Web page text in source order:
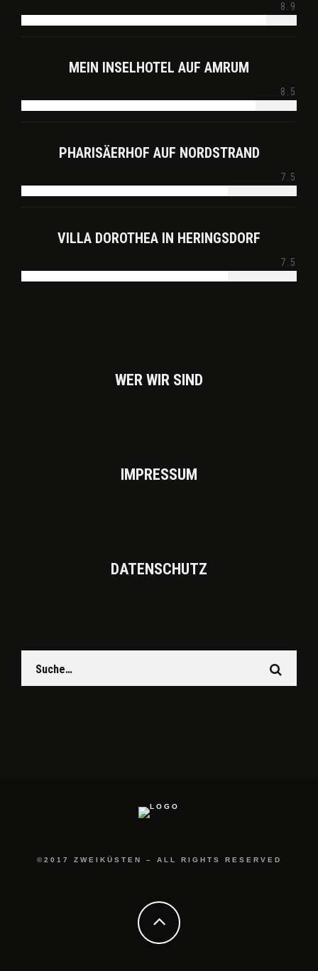
8.9
MEIN INSELHOTEL AUF AMRUM
8.5
PHARISÄERHOF AUF NORDSTRAND
7.5
VILLA DOROTHEA IN HERINGSDORF
7.5
WER WIR SIND
IMPRES­SUM
DATEN­SCHUTZ
©2017 ZWEIKÜSTEN – ALL RIGHTS RESERVED